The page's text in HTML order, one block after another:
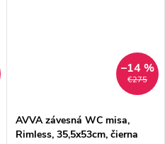
€275
–14 %
AVVA závesná WC misa,
Rimless, 35,5x53cm, čierna